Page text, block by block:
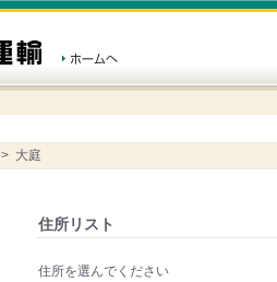
> 大庭
住所リスト
住所を選んでください